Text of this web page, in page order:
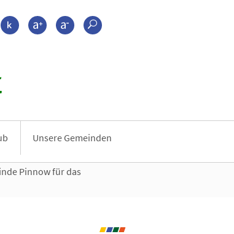
KontrastSchrift größerSchrift kleiner
Suche
Unsere Gemeinden
Pinnow für das